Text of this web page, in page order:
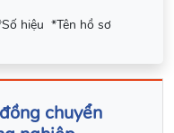
hiệu *Tên hồ sơ
chuyển